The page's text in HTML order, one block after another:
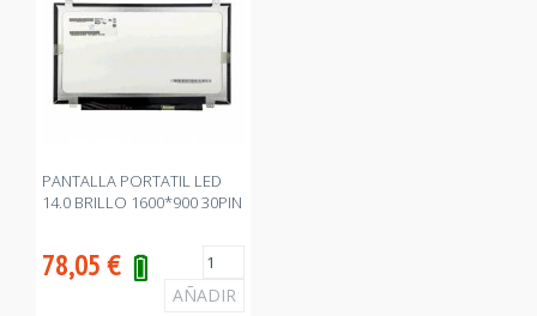
PANTALLA PORTATIL LED
14.0 BRILLO 1600*900 30PIN
78,05€